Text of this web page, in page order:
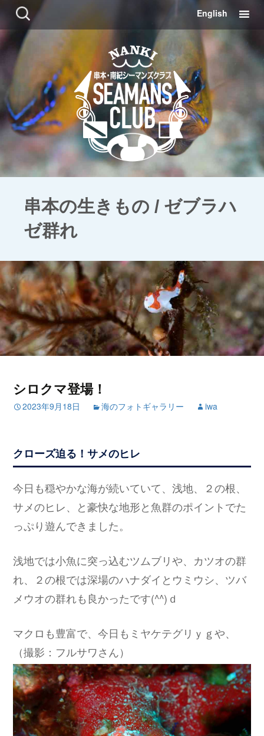
検
索:
コ
ン
ツ
に
English
串本の生きもの / ゼブラハ
ゼ群れ
シロクマ登場！
2023年9月18日 海のフォトギャラリー iwa
クローズ迫る！サメのヒレ
今日も穏やかな海が続いていて、浅地、２の根、
サメのヒレ、と豪快な地形と魚群のポイントでた
っぷり遊んできました。
浅地では小魚に突っ込むツムブリや、カツオの群
れ、２の根では深場のハナダイとウミウシ、ツバ
メウオの群れも良かったです(^^)ｄ
マクロも豊富で、今日もミヤケテグリｙｇや、
（撮影：フルサワさん）